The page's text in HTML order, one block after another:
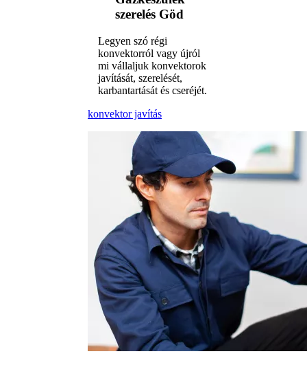
szerelés Göd
Legyen szó régi
konvektorról vagy újról
mi vállaljuk konvektorok
javítását, szerelését,
karbantartását és cseréjét.
konvektor javítás